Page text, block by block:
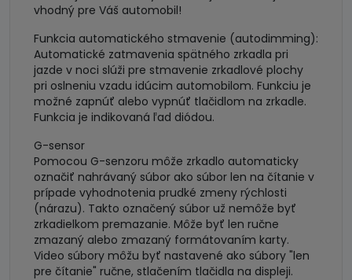
vhodný pre Váš automobil!
Funkcia automatického stmavenie (autodimming):
Automatické zatmavenia spätného zrkadla pri
jazde v noci slúži pre stmavenie zrkadlové plochy
pri oslneniu vzadu idúcim automobilom. Funkciu je
možné zapnúť alebo vypnúť tlačidlom na zrkadle.
Funkcia je indikovaná ľad diódou.
G-sensor
Pomocou G-senzoru môže zrkadlo automaticky
označiť nahrávaný súbor ako súbor len na čítanie v
prípade vyhodnotenia prudké zmeny rýchlosti
(nárazu). Takto označený súbor už nemôže byť
zrkadielkom premazanie. Môže byť len ručne
zmazaný alebo zmazaný formátovaním karty.
Video súbory môžu byť nastavené ako súbory "len
pre čítanie" ručne, stlačením tlačidla na displeji.